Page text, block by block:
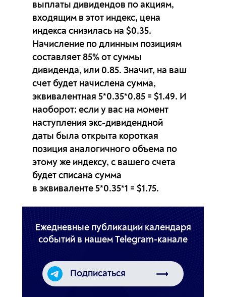
выплаты дивидендов по акциям,
входящим в этот индекс, цена
индекса снизилась на $0.35.
Начисление по длинным позициям
составляет 85% от суммы
дивиденда, или 0.85
счет будет начислена сумма,
эквивалентная 5*0.35*0.85 = $1.49. И
наоборот: если у вас на момент
наступления экс-дивидендной
даты была открыта короткая
позиция аналогичного объема по
этому же индексу, с вашего счета
будет списана сумма
в эквиваленте 5*0.35*1 = $1.75.
Ежедневные публикации календаря
событий в нашем Telegram-канале
Подписаться